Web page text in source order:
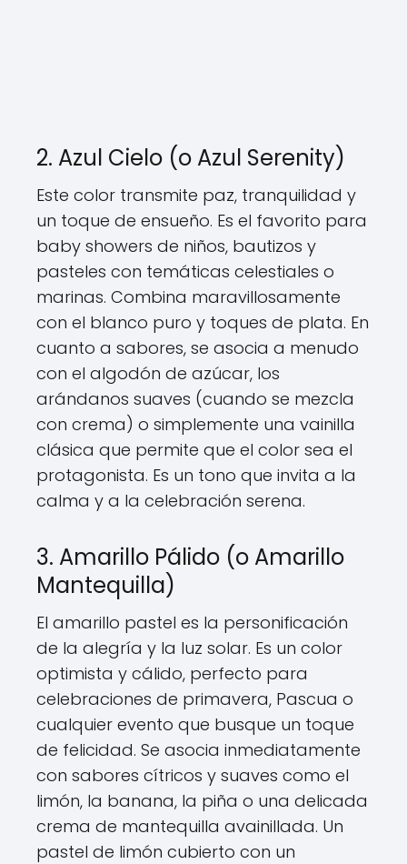
2. Azul Cielo (o Azul Serenity)
Este color transmite paz, tranquilidad y
un toque de ensueño. Es el favorito para
baby showers de niños, bautizos y
pasteles con temáticas celestiales o
marinas. Combina maravillosamente
con el blanco puro y toques de plata. En
cuanto a sabores, se asocia a menudo
con el algodón de azúcar, los
arándanos suaves (cuando se mezcla
con crema) o simplemente una vainilla
clásica que permite que el color sea el
protagonista. Es un tono que invita a la
calma y a la celebración serena.
3. Amarillo Pálido (o Amarillo
Mantequilla)
El amarillo pastel es la personificación
de la alegría y la luz solar. Es un color
optimista y cálido, perfecto para
celebraciones de primavera, Pascua o
cualquier evento que busque un toque
de felicidad. Se asocia inmediatamente
con sabores cítricos y suaves como el
limón, la banana, la piña o una delicada
crema de mantequilla avainillada. Un
pastel de limón cubierto con un